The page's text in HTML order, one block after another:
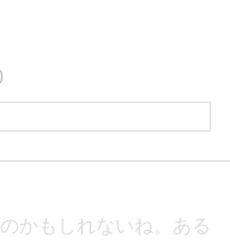
かもしれないね。ある